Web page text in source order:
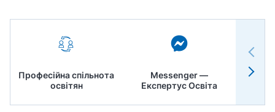
Професійна спільнота
освітян
Messenger —
Експертус Освіта